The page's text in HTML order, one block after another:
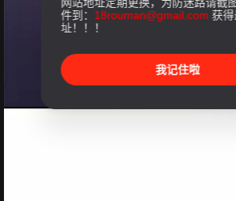
件到： 18rouman@gmail.com 获
址！！！
我记住啦